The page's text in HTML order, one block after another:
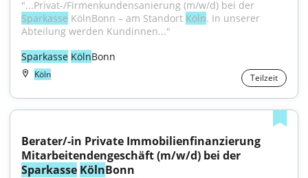
Sparkasse KölnBonn – am Standort Köln. In unserer
Abteilung werden Kundinnen..."
Sparkasse KölnBonn
Köln Teilzeit
Berater/-in Private Immobilienfinanzierung
Sparkasse KölnBonn